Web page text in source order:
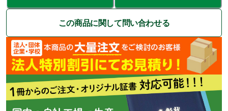
この商品に関して問い合わせる